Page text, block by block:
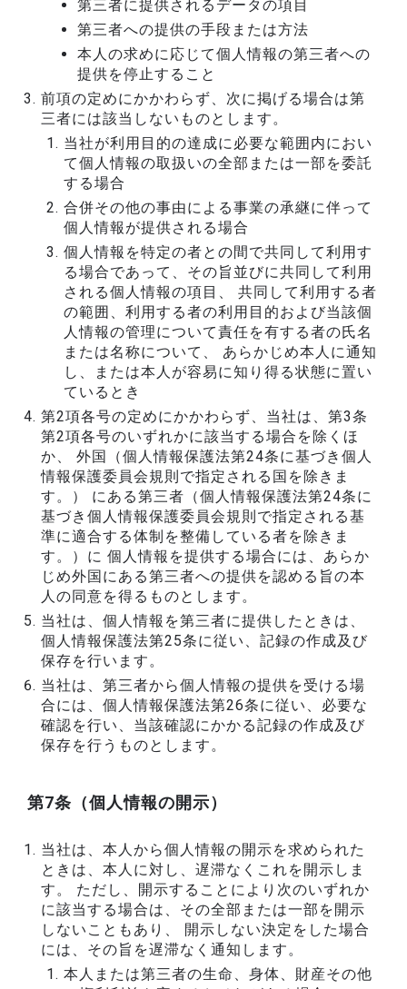
第三者に提供されるデータの項目
第三者への提供の手段または方法
本人の求めに応じて個人情報の第三者への
提供を停止すること
前項の定めにかかわらず、次に掲げる場合は第
三者には該当しないものとします。
当社が利用目的の達成に必要な範囲内におい
て個人情報の取扱いの全部または一部を委託
する場合
合併その他の事由による事業の承継に伴って
個人情報が提供される場合
個人情報を特定の者との間で共同して利用す
る場合であって、その旨並びに共同して利用
される個人情報の項目、 共同して利用する者
の範囲、利用する者の利用目的および当該個
人情報の管理について責任を有する者の氏名
または名称について、 あらかじめ本人に通知
し、または本人が容易に知り得る状態に置い
ているとき
第2項各号の定めにかかわらず、当社は、第3条
第2項各号のいずれかに該当する場合を除くほ
か、 外国（個人情報保護法第24条に基づき個人
情報保護委員会規則で指定される国を除きま
す。） にある第三者（個人情報保護法第24条に
基づき個人情報保護委員会規則で指定される基
準に適合する体制を整備している者を除きま
す。）に 個人情報を提供する場合には、あらか
じめ外国にある第三者への提供を認める旨の本
人の同意を得るものとします。
当社は、個人情報を第三者に提供したときは、
個人情報保護法第25条に従い、記録の作成及び
保存を行います。
当社は、第三者から個人情報の提供を受ける場
合には、個人情報保護法第26条に従い、必要な
確認を行い、当該確認にかかる記録の作成及び
保存を行うものとします。
第7条（個人情報の開示）
当社は、本人から個人情報の開示を求められた
ときは、本人に対し、遅滞なくこれを開示しま
す。 ただし、開示することにより次のいずれか
に該当する場合は、その全部または一部を開示
しないこともあり、 開示しない決定をした場合
には、その旨を遅滞なく通知します。
本人または第三者の生命、身体、財産その他